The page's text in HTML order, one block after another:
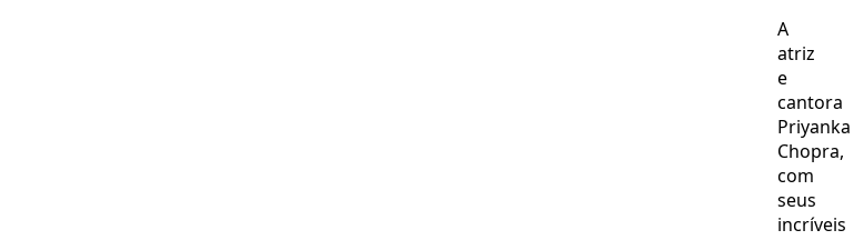
A
atriz
e
cantora
Priyanka
Chopra,
com
seus
incríveis